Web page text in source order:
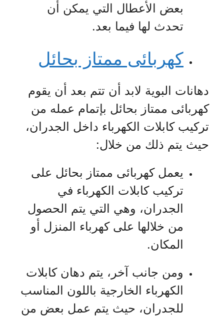
بعض الأعطال التي يمكن أن
تحدث لها فيما بعد.
كهربائى ممتاز بحائل
دهانات البوية لابد أن تتم بعد أن يقوم
كهربائى ممتاز بحائل بإتمام عمله من
تركيب كابلات الكهرباء داخل الجدران،
حيث يتم ذلك من خلال:
يعمل كهربائى ممتاز بحائل على
تركيب كابلات الكهرباء في
الجدران، وهي التي يتم الحصول
من خلالها على كهرباء المنزل أو
المكان.
ومن جانب آخر، يتم دهان كابلات
الكهرباء الخارجية باللون المناسب
للجدران، حيث يتم عمل بعض من